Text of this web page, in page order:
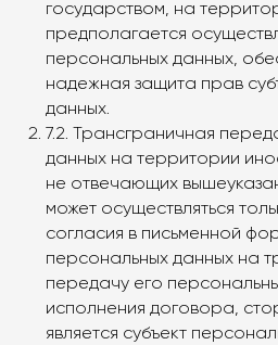
государством, на
предполагается
персональных данных,
надежная защита прав
данных.
7.2. Трансграничная
данных на территории
не отвечающих
может осуществляться
согласия в письменной
персональных данных на
передачу его
исполнения договора,
является субъект